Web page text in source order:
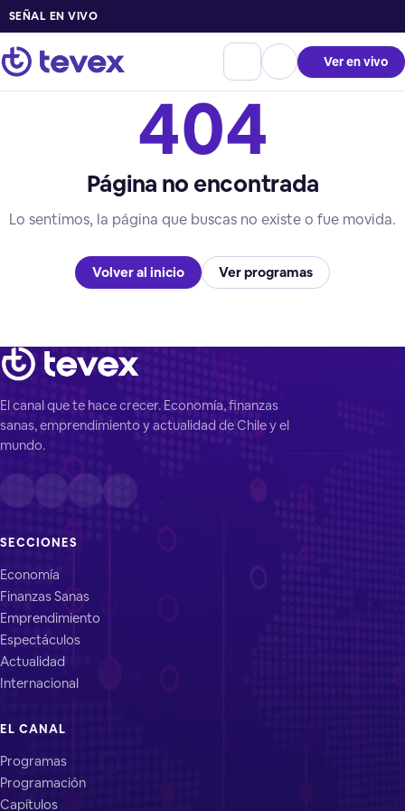
SEÑAL EN VIVO
Ver en vivo
404
Página no encontrada
Lo sentimos, la página que buscas no existe o fue movida.
Volver al inicio Ver programas
El canal que te hace crecer. Economía, finanzas
sanas, emprendimiento y actualidad de Chile y el
mundo.
SECCIONES
Economía
Finanzas Sanas
Emprendimiento
Espectáculos
Actualidad
Internacional
EL CANAL
Programas
Programación
Capítulos